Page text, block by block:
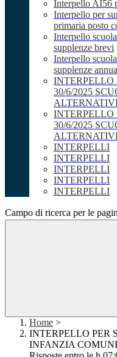
Interpello AI56
Interpello per
primaria posto
Interpello
supplenze brevi
Interpello
supplenze
INTERPELLO
30/6/2025
INTERPELLO
30/6/2025
INTERPELLI
INTERPELLI
INTERPELLI
INTERPELLI
INTERPELLI
Campo di ricerca per le
Home >
INTERPELLO PER
INFANZIA